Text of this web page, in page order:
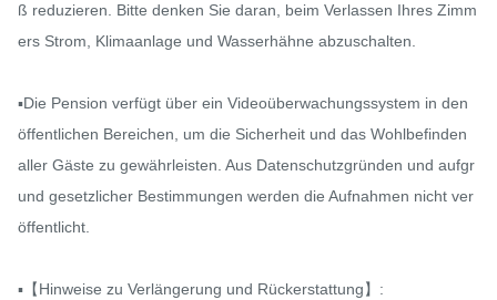
ß reduzieren. Bitte denken Sie daran, beim Verlassen Ihres Zimm
ers Strom, Klimaanlage und Wasserhähne abzuschalten.
▪️Die Pension verfügt über ein Videoüberwachungssystem in den
öffentlichen Bereichen, um die Sicherheit und das Wohlbefinden
aller Gäste zu gewährleisten. Aus Datenschutzgründen und aufgr
und gesetzlicher Bestimmungen werden die Aufnahmen nicht ver
öffentlicht.
▪️【Hinweise zu Verlängerung und Rückerstattung】: